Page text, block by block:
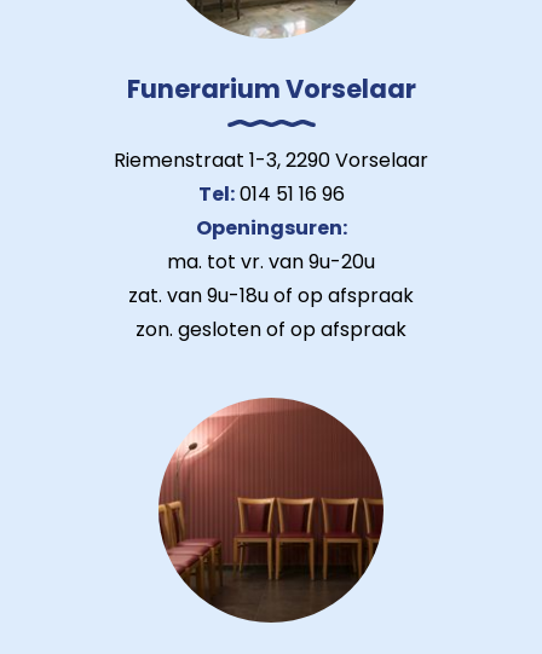
Funerarium Vorselaar
Riemenstraat 1-3, 2290 Vorselaar
Tel:014 51 16 96
Openingsuren:
ma. tot vr. van 9u-20u
zat. van 9u-18u of op afspraak
zon. gesloten of op afspraak